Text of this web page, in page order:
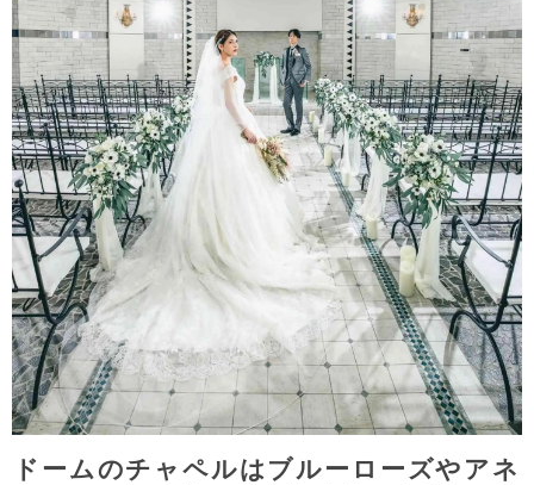
ドームのチャペルはブルーローズやアネ